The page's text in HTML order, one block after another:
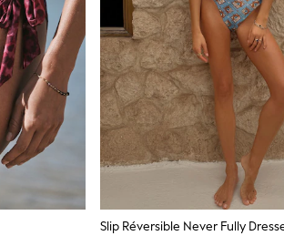
Slip Réversible Never Fully